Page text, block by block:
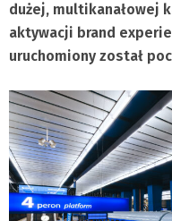
dużej, multikanałowej
aktywacji brand
uruchomiony został